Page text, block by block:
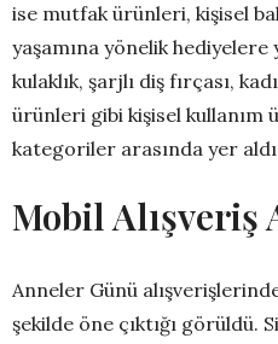
ise mutfak ürünleri, kişisel
yaşamına yönelik
kulaklık, şarjlı diş fırçası,
ürünleri gibi kişisel kullanım
kategoriler arasında yer
Mobil Alışveriş
Anneler Günü
şekilde öne çıktığı görüldü.